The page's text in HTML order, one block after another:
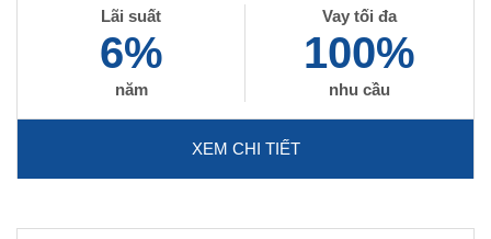
Lãi suất
6%
năm
Vay tối đa
100%
nhu cầu
XEM CHI TIẾT